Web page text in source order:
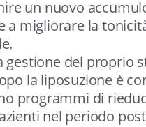
un nuovo
a migliorare la
gestione del proprio
la liposuzione è
programmi di
nel periodo